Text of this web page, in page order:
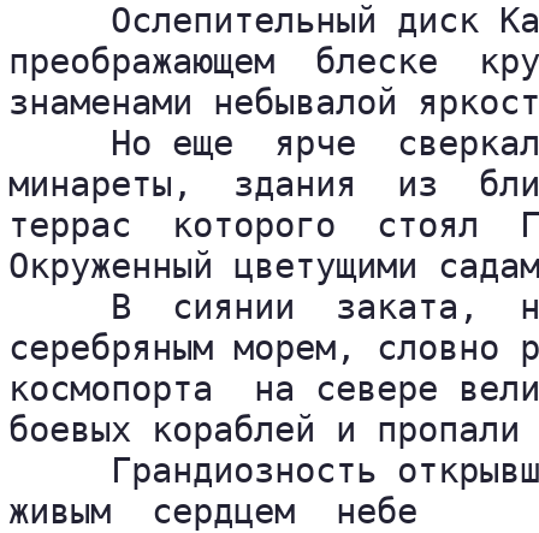
Ослепительный диск
преображающем  блеске
знаменами небывалой
Но еще  ярче
минареты,  здания  из
террас  которого  стоял
Окруженный цветущими
В  сиянии  заката,
серебряным морем, словно
космопорта  на севере
боевых кораблей и
Грандиозность
живым  сердцем  небе